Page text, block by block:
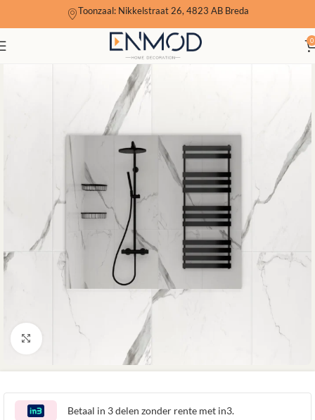
Toonzaal: Nikkelstraat 26, 4823 AB Breda
0
Klik om te vergroten
Betaal in 3 delen zonder rente met in3.